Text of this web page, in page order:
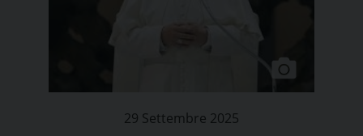
29 Settembre 2025